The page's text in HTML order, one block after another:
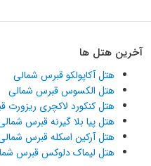
آخرین هتل ها
هتل آکاپولکو قبرس شمالی
هتل الکسوس قبرس شمالی
هتل کنکورد لاکچری ریزورت
هتل پیا بلا گیرنه قبرس
هتل آرکین اسکله قبرس
هتل لیماک دلوکس قبرس